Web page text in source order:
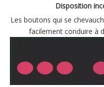
Disposition
Les boutons qui se
facilement conduire à